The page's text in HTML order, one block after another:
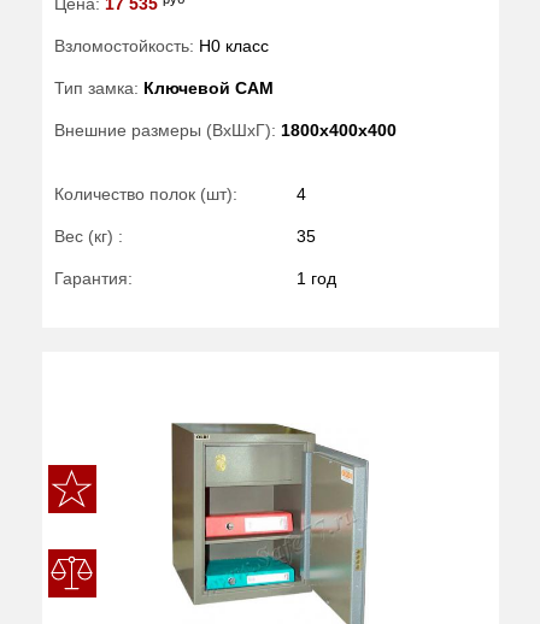
Взломостойкость: H0 класс
Тип замка: Ключевой САМ
Внешние размеры (ВхШхГ): 1800x400x400
Количество полок (шт): 4
Вес (кг) : 35
Гарантия: 1 год